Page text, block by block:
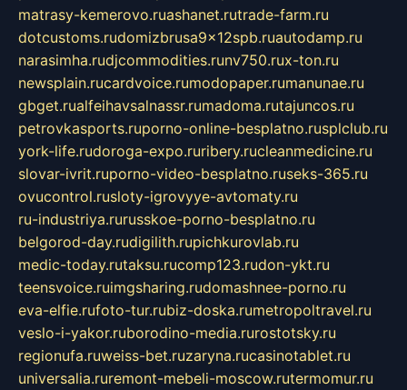
matrasy-kemerovo.ruashanet.rutrade-farm.ru
dotcustoms.rudomizbrusa9x12spb.ruautodamp.ru
narasimha.rudjcommodities.runv750.rux-ton.ru
newsplain.rucardvoice.rumodopaper.rumanunae.ru
gbget.rualfeihavsalnassr.rumadoma.rutajuncos.ru
petrovkasports.ruporno-online-besplatno.rusplclub.ru
york-life.rudoroga-expo.ruribery.rucleanmedicine.ru
slovar-ivrit.ruporno-video-besplatno.ruseks-365.ru
ovucontrol.rusloty-igrovyye-avtomaty.ru
ru-industriya.rurusskoe-porno-besplatno.ru
belgorod-day.rudigilith.rupichkurovlab.ru
medic-today.rutaksu.rucomp123.rudon-ykt.ru
teensvoice.ruimgsharing.rudomashnee-porno.ru
eva-elfie.rufoto-tur.rubiz-doska.rumetropoltravel.ru
veslo-i-yakor.ruborodino-media.rurostotsky.ru
regionufa.ruweiss-bet.ruzaryna.rucasinotablet.ru
universalia.ruremont-mebeli-moscow.rutermomur.ru